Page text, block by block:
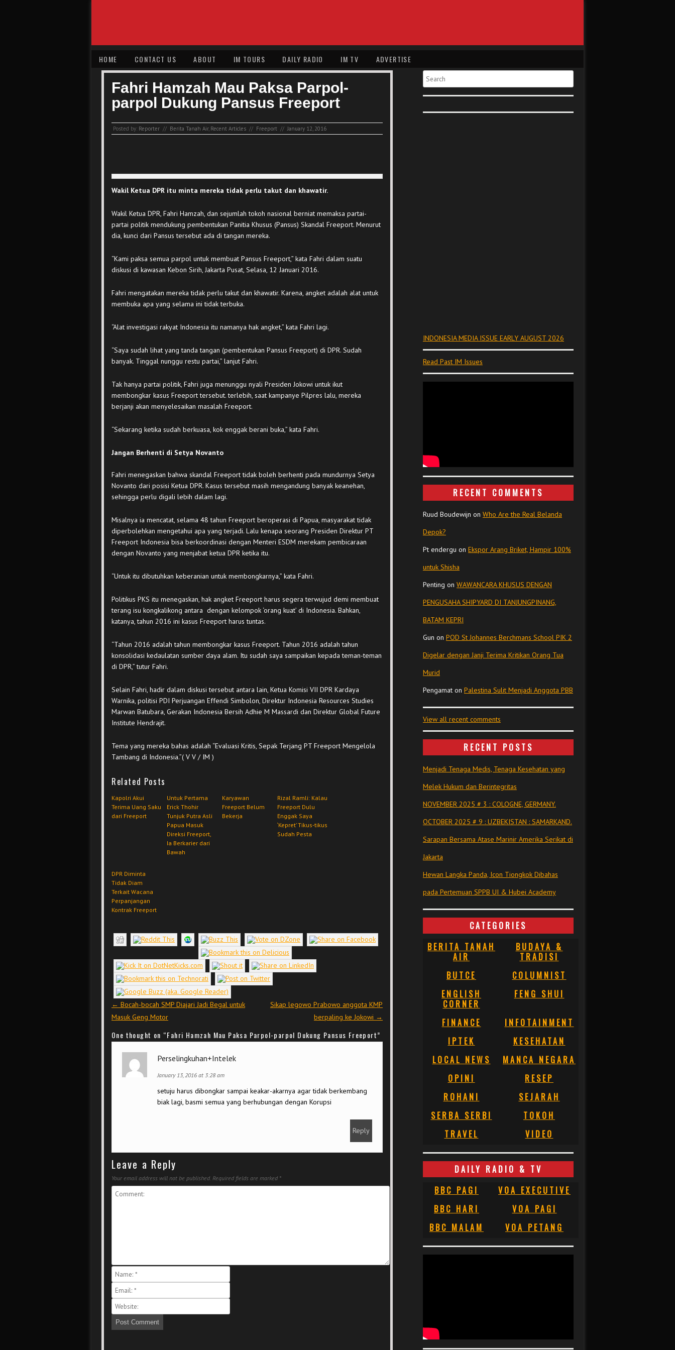
HOME CONTACT US ABOUT IM TOURS DAILY RADIO IM TV ADVERTISE
Fahri Hamzah Mau Paksa Parpol-
parpol Dukung Pansus Freeport
Posted by: Reporter // Berita Tanah Air, Recent Articles // Freeport // January 12, 2016
Wakil Ketua DPR itu minta mereka tidak perlu takut dan khawatir.
Wakil Ketua DPR, Fahri Hamzah, dan sejumlah tokoh nasional berniat memaksa partai-
partai politik mendukung pembentukan Panitia Khusus (Pansus) Skandal Freeport. Menurut
dia, kunci dari Pansus tersebut ada di tangan mereka.
“Kami paksa semua parpol untuk membuat Pansus Freeport,” kata Fahri dalam suatu
diskusi di kawasan Kebon Sirih, Jakarta Pusat, Selasa, 12 Januari 2016.
Fahri mengatakan mereka tidak perlu takut dan khawatir. Karena, angket adalah alat untuk
membuka apa yang selama ini tidak terbuka.
“Alat investigasi rakyat Indonesia itu namanya hak angket,” kata Fahri lagi.
“Saya sudah lihat yang tanda tangan (pembentukan Pansus Freeport) di DPR. Sudah
banyak. Tinggal nunggu restu partai,” lanjut Fahri.
Tak hanya partai politik, Fahri juga menunggu nyali Presiden Jokowi untuk ikut
membongkar kasus Freeport tersebut. terlebih, saat kampanye Pilpres lalu, mereka
berjanji akan menyelesaikan masalah Freeport.
“Sekarang ketika sudah berkuasa, kok enggak berani buka,” kata Fahri.
Jangan Berhenti di Setya Novanto
Fahri menegaskan bahwa skandal Freeport tidak boleh berhenti pada mundurnya Setya
Novanto dari posisi Ketua DPR. Kasus tersebut masih mengandung banyak keanehan,
sehingga perlu digali lebih dalam lagi.
Misalnya ia mencatat, selama 48 tahun Freeport beroperasi di Papua, masyarakat tidak
diperbolehkan mengetahui apa yang terjadi. Lalu kenapa seorang Presiden Direktur PT
Freeport Indonesia bisa berkoordinasi dengan Menteri ESDM merekam pembicaraan
dengan Novanto yang menjabat ketua DPR ketika itu.
“Untuk itu dibutuhkan keberanian untuk membongkarnya,” kata Fahri.
Politikus PKS itu menegaskan, hak angket Freeport harus segera terwujud demi membuat
terang isu kongkalikong antara dengan kelompok ‘orang kuat’ di Indonesia. Bahkan,
katanya, tahun 2016 ini kasus Freeport harus tuntas.
“Tahun 2016 adalah tahun membongkar kasus Freeport. Tahun 2016 adalah tahun
konsolidasi kedaulatan sumber daya alam. Itu sudah saya sampaikan kepada teman-teman
di DPR,” tutur Fahri.
Selain Fahri, hadir dalam diskusi tersebut antara lain, Ketua Komisi VII DPR Kardaya
Warnika, politisi PDI Perjuangan Effendi Simbolon, Direktur Indonesia Resources Studies
Marwan Batubara, Gerakan Indonesia Bersih Adhie M Massardi dan Direktur Global Future
Institute Hendrajit.
Tema yang mereka bahas adalah “Evaluasi Kritis, Sepak Terjang PT Freeport Mengelola
Tambang di Indonesia.”( V V / IM )
Related Posts
Kapolri Akui
Terima Uang Saku
dari Freeport
Untuk Pertama
Erick Thohir
Tunjuk Putra Asli
Papua Masuk
Direksi Freeport,
Ia Berkarier dari
Bawah
Karyawan
Freeport Belum
Bekerja
Rizal Ramli: Kalau
Freeport Dulu
Enggak Saya
‘Kepret’ Tikus-tikus
Sudah Pesta
DPR Diminta
Tidak Diam
Terkait Wacana
Perpanjangan
Kontrak Freeport
Post navigation
← Bocah-bocah SMP Diajari Jadi Begal untuk
Masuk Geng Motor
Sikap legowo Prabowo anggota KMP
berpaling ke Jokowi →
One thought on “Fahri Hamzah Mau Paksa Parpol-parpol Dukung Pansus Freeport”
Perselingkuhan+Intelek
January 13, 2016 at 3:28 am
setuju harus dibongkar sampai keakar-akarnya agar tidak berkembang
biak lagi, basmi semua yang berhubungan dengan Korupsi
Reply
Leave a Reply
Your email address will not be published. Required fields are marked *
Search
INDONESIA MEDIA ISSUE EARLY AUGUST 2026
Read Past IM Issues
RECENT COMMENTS
Ruud Boudewijn on Who Are the Real Belanda
Depok?
Pt endergu on Ekspor Arang Briket, Hampir 100%
untuk Shisha
Penting on WAWANCARA KHUSUS DENGAN
PENGUSAHA SHIPYARD DI TANJUNGPINANG,
BATAM KEPRI
Gun on POD St Johannes Berchmans School PIK 2
Digelar dengan Janji Terima Kritikan Orang Tua
Murid
Pengamat on Palestina Sulit Menjadi Anggota PBB
View all recent comments
RECENT POSTS
Menjadi Tenaga Medis, Tenaga Kesehatan yang
Melek Hukum dan Berintegritas
NOVEMBER 2025 # 3 : COLOGNE, GERMANY.
OCTOBER 2025 # 9 : UZBEKISTAN : SAMARKAND.
Sarapan Bersama Atase Marinir Amerika Serikat di
Jakarta
Hewan Langka Panda, Icon Tiongkok Dibahas
pada Pertemuan SPPB UI & Hubei Academy
CATEGORIES
BERITA TANAH
AIR
BUDAYA &
TRADISI
BUTCE
COLUMNIST
ENGLISH
CORNER
FENG SHUI
FINANCE
INFOTAINMENT
IPTEK
KESEHATAN
LOCAL NEWS
MANCA NEGARA
OPINI
RESEP
ROHANI
SEJARAH
SERBA SERBI
TOKOH
TRAVEL
VIDEO
DAILY RADIO & TV
BBC PAGI
VOA EXECUTIVE
BBC HARI
VOA PAGI
BBC MALAM
VOA PETANG